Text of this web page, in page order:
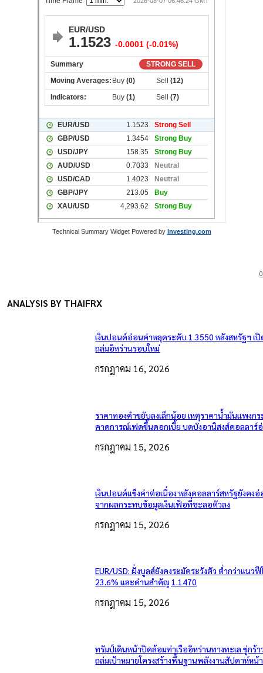
Technical Summary Widget Powered by Investing.com
0
ANALYSIS BY THAIFRX
เงินปอนด์อ่อนค่าหลุดระดับ 1.3550 หลังสหรัฐฯ เ
ถล่มอิหร่านรอบใหม่
กรกฎาคม 16, 2026
ราคาทองคำขยับลงเล็กน้อย เหตุราคาน้ำมันแพงก
คาดการณ์เฟดขึ้นดอกเบี้ย บดบังอานิสงส์ดอลลาร์
กรกฎาคม 15, 2026
เงินปอนด์แข็งค่าต่อเนื่อง หลังดอลลาร์สหรัฐยังคง
จากผลกระทบข้อมูลเงินเฟ้อที่ชะลอตัวลง
กรกฎาคม 15, 2026
EUR/USD: ฝั่งบูลส์ยังคงระมัดระวังตัว ต่ำกว่าแนว
23.6% และด่านสำคัญ 1.1470
กรกฎาคม 15, 2026
ทรัมป์เดินหน้าปิดล้อมท่าเรืออิหร่านทางทะเล ขู่กร้า
ถล่มเป้าหมายโครงสร้างพื้นฐานพลังงานสัปดาห์หน้า